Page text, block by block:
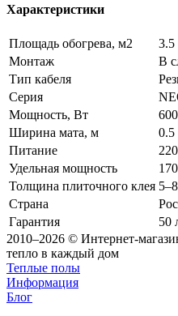
Характеристики
Площадь обогрева, м2
3.5
Монтаж
В
Тип кабеля
Серия
Мощность, Вт
600
Ширина мата, м
0.5
Питание
Удельная мощность
Толщина плиточного клея
Страна
Гарантия
50
2010–2026 © Интернет-
тепло в каждый дом
Теплые полы
Информация
Блог